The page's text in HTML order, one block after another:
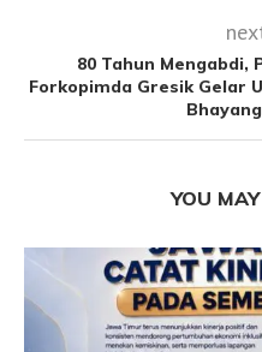
80 Tahun
Forkopimda Gresik Gelar
YOU